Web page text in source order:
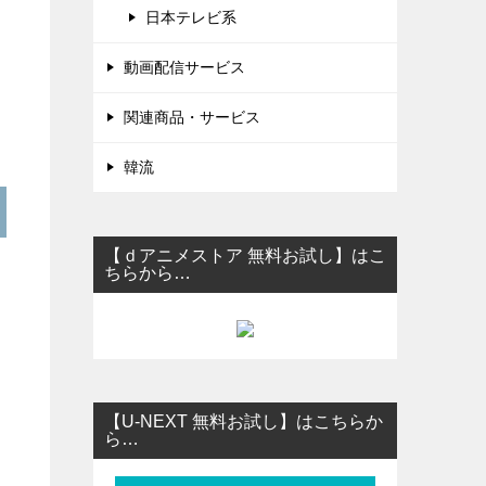
日本テレビ系
動画配信サービス
関連商品・サービス
韓流
【ｄアニメストア 無料お試し】はこ
ちらから…
【U-NEXT 無料お試し】はこちらか
ら…